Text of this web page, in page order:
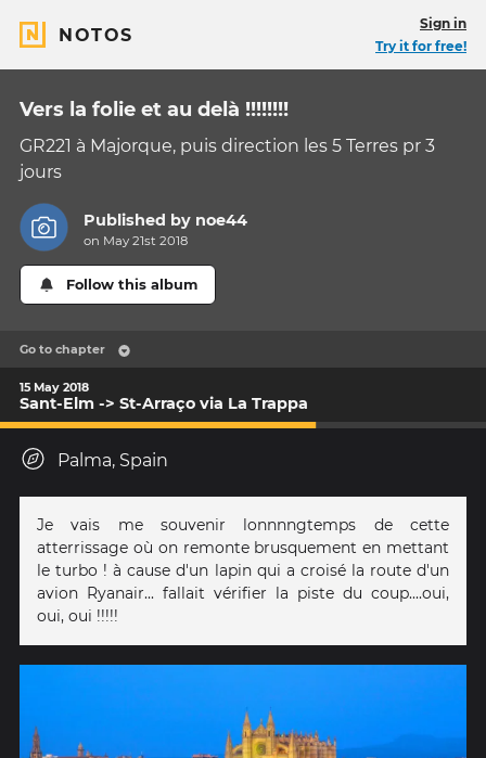
NOTOS
Sign in
Try it for free!
Vers la folie et au delà !!!!!!!!
GR221 à Majorque, puis direction les 5 Terres pr 3
jours
Published by noe44
on May 21st 2018
Follow this album
Go to chapter
15 May 2018
Sant-Elm -> St-Arraço via La Trappa
Palma, Spain
Je vais me souvenir lonnnngtemps de cette
atterrissage où on remonte brusquement en mettant
le turbo ! à cause d'un lapin qui a croisé la route d'un
avion Ryanair... fallait vérifier la piste du coup....oui,
oui, oui !!!!!